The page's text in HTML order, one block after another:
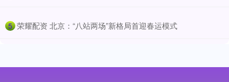
5 ​荣耀配资 北京：“八站两场”新格局首迎春运模式